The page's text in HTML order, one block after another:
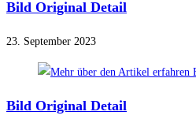
Bild Original Detail
23. September 2023
Bild Original Detail